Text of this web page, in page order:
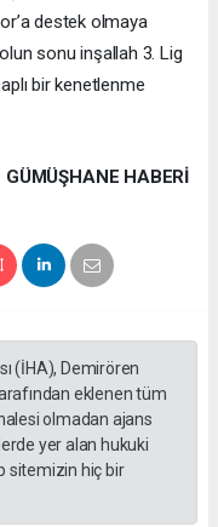
destek olmaya
sonu inşallah 3. Lig
bir kenetlenme
GÜMÜŞHANE HABERİ
(İHA), Demirören
eklenen tüm
olmadan ajans
yer alan hukuki
sitemizin hiç bir